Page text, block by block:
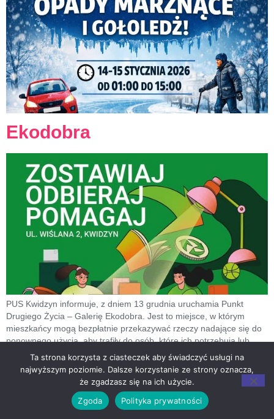
Ekodobra
PUS Kwidzyn informuje, z dniem 13 grudnia uruchamia Punkt
Drugiego Życia – Galerię Ekodobra. Jest to miejsce, w którym
mieszkańcy mogą bezpłatnie przekazywać rzeczy nadające się do
ponownego użycia, aby trafiły do osób, które ich potrzebują lub
potrafią dostrzec ich wyjątkowy charakter. Coraz częściej
wymieniamy w domach meble na nowe, kupujemy nową zastawę
stołową, nowsze modele drobnych urządzeń […]
Spektakl Dla Dzieci
Ta strona korzysta z ciasteczek aby świadczyć usługi na
najwyższym poziomie. Dalsze korzystanie ze strony oznacza,
że zgadzasz się na ich użycie.
Zgoda
Polityka prywatności